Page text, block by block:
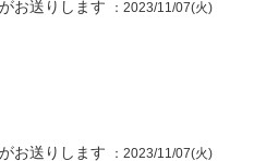
お送りします ：2023/11/07(火)
お送りします ：2023/11/07(火)